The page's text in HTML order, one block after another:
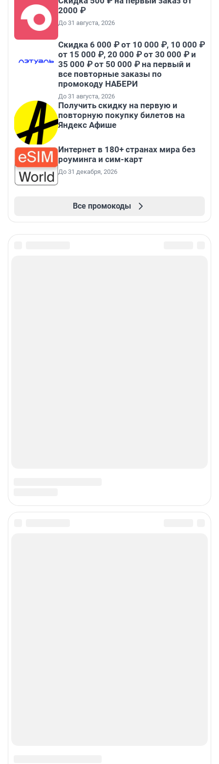
2000 ₽
До 31 августа, 2026
Скидка 6 000 ₽ от 10 000 ₽, 10 000 ₽
от 15 000 ₽, 20 000 ₽ от 30 000 ₽ и
35 000 ₽ от 50 000 ₽ на первый и
все повторные заказы по
промокоду НАБЕРИ
До 31 августа, 2026
Получить скидку на первую и
повторную покупку билетов на
Яндекс Афише
Интернет в 180+ странах мира без
роуминга и сим-карт
До 31 декабря, 2026
Все промокоды